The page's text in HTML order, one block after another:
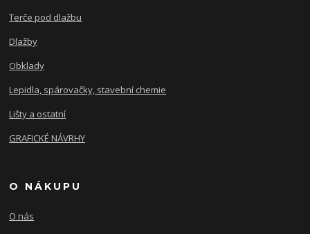
Terče pod dlažbu
Dlažby
Obklady
Lepidla, spárovačky, stavební chemie
Lišty a ostatní
GRAFICKÉ NÁVRHY
O NÁKUPU
O nás